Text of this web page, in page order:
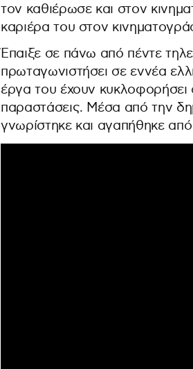
τον καθιέρωσε και στον
καριέρα του στον
Έπαιξε σε πάνω από πέντε
πρωταγωνιστήσει σε εννέα
έργα του έχουν κυκλοφορήσει
παραστάσεις. Μέσα από την
γνωρίστηκε και αγαπήθηκε